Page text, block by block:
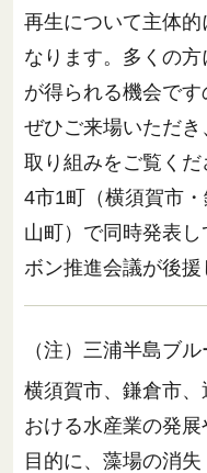
再生について主体
なります。多くの
が得られる機会で
ぜひご来場いただ
取り組みをご覧く
4市1町（横須賀市
山町）で同時発表
ボン推進会議が後援
（注）三浦半島ブ
横須賀市、鎌倉市
おける水産業の発
目的に、藻場の消